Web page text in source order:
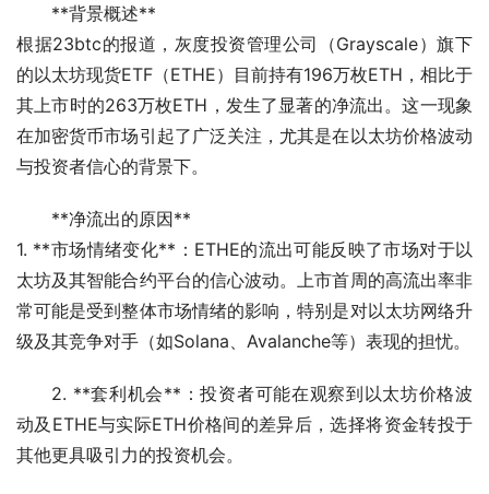
**背景概述**
根据23btc的报道，灰度投资管理公司（Grayscale）旗下
的以太坊现货ETF（ETHE）目前持有196万枚ETH，相比于
其上市时的263万枚ETH，发生了显著的净流出。这一现象
在加密货币市场引起了广泛关注，尤其是在以太坊价格波动
与投资者信心的背景下。
**净流出的原因**
1. **市场情绪变化**：ETHE的流出可能反映了市场对于以
太坊及其智能合约平台的信心波动。上市首周的高流出率非
常可能是受到整体市场情绪的影响，特别是对以太坊网络升
级及其竞争对手（如Solana、Avalanche等）表现的担忧。
2. **套利机会**：投资者可能在观察到以太坊价格波
动及ETHE与实际ETH价格间的差异后，选择将资金转投于
其他更具吸引力的投资机会。